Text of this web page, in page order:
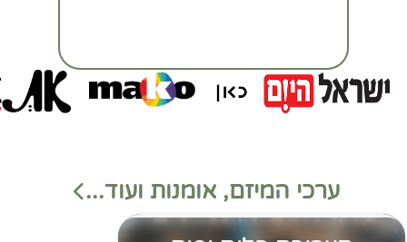
ערכי המיזם, אומנות ועוד...